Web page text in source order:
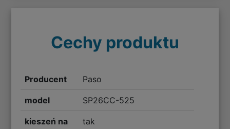
Cechy produktu
Producent Paso
model SP26CC-525
kieszeń na
tak